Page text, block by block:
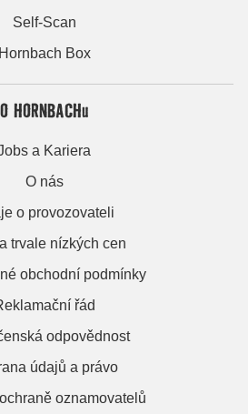
Self-Scan
Hornbach Box
O HORNBACHu
a Kariera
O nás
o provozovateli
trvale nízkých cen
obchodní podmínky
řád
odpovědnost
údajů a právo
oznamovatelů